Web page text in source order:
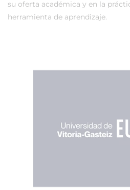
su oferta académica y en la
herramienta de aprendizaje.